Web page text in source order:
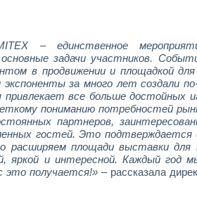
– единственное
задачи участников.
в продвижении и площадкой для
за много лет создали
все больше достойных
пониманию потребностей
партнеров,
гостей. Это
расширяем площади выставки
яркой и интересной. Каждый год
это получается!» – рассказала